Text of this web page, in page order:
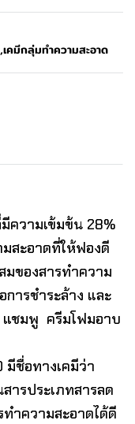
,เคมีกลุ่มทำความสะอาด
วามเข้มข้น 28%
สะอาดที่ให้ฟองดี
มของสารทำความ
การชำระล้าง และ
ชมพู ครีมโฟมอาบ
ชื่อทางเคมีว่า
ารประเภทสารลด
ำความสะอาดได้ดี